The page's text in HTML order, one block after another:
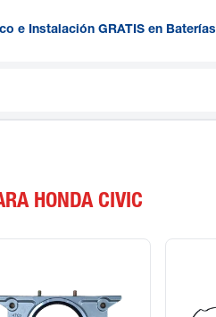
e Instalación GRATIS en Baterías
HONDA CIVIC